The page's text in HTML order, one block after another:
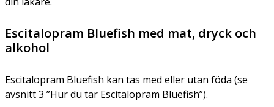
Escitalopram Bluefish med mat, dryck och
alkohol
Escitalopram Bluefish kan tas med eller utan föda (se
avsnitt 3 ”Hur du tar Escitalopram Bluefish”).